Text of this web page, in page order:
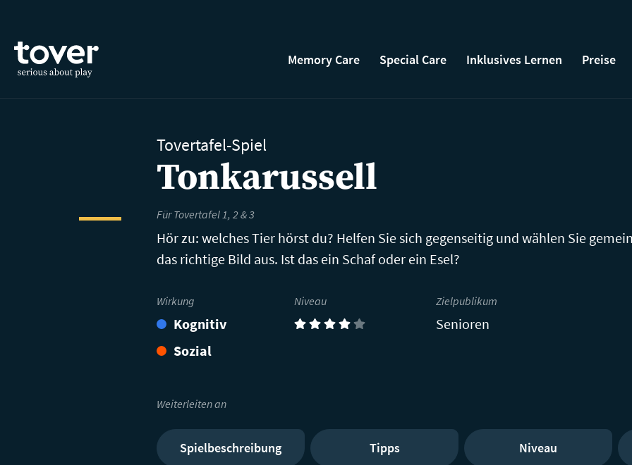
Memory Care Special Care Inklusives Lernen Preise
Tovertafel-Spiel
Tonkarussell
Für Tovertafel 1, 2 & 3
Hör zu: welches Tier hörst du? Helfen Sie sich gegenseitig und wählen Sie
das richtige Bild aus. Ist das ein Schaf oder ein Esel?
Wirkung
Kognitiv
Sozial
Niveau
(4)
Zielpublikum
Senioren
Weiterleiten an
Spielbeschreibung Tipps Niveau